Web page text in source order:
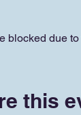
blocked due
this